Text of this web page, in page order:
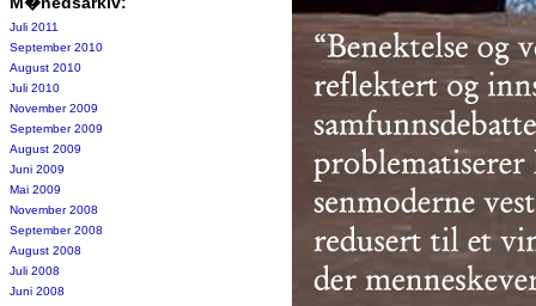
Juli 2011
September 2010
August 2010
Juli 2010
November 2009
September 2009
August 2009
Juni 2009
Mai 2009
November 2008
September 2008
August 2008
Juli 2008
Juni 2008